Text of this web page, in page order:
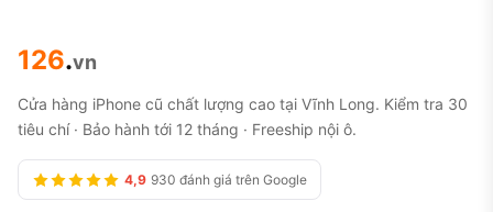
126.vn
Cửa hàng iPhone cũ chất lượng cao tại Vĩnh Long. Kiểm tra 30
tiêu chí · Bảo hành tới 12 tháng · Freeship nội ô.
4,9 930 đánh giá trên Google